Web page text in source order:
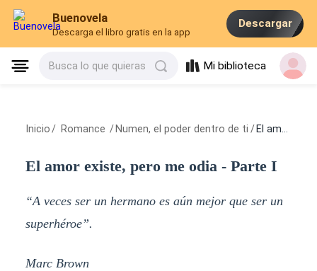
Buenovela
Descarga el libro gratis en la app
Descargar
Busca lo que quieras Mi biblioteca
Inicio / Romance / Numen, el poder dentro de ti / El amor existe, pero me odia - Parte I
El amor existe, pero me odia - Parte I
“A veces ser un hermano es aún mejor que ser un
superhéroe”.
Marc Brown